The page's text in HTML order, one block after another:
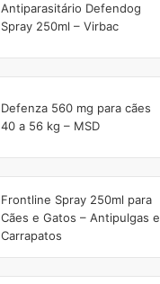
Antiparasitário Defendog
Spray 250ml – Virbac
Defenza 560 mg para cães
40 a 56 kg – MSD
Frontline Spray 250ml para
Cães e Gatos – Antipulgas e
Carrapatos